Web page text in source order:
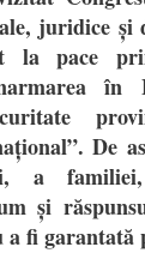
juridice și
la pace
De
a
și
fi garantată